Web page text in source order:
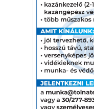
Kevés
import
százalékkal
mint egy évvel
káposzta